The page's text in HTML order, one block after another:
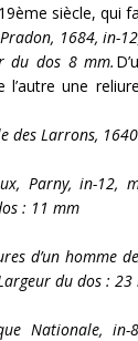
siècle, qui
1684, in-
du dos 8 mm.
l’autre une
des Larrons,
Parny, in-12,
: 11 mm
d’un homme
du dos : 23
Nationale,